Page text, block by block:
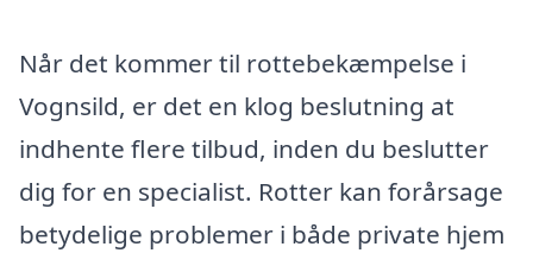
Når det kommer til rottebekæmpelse i
Vognsild, er det en klog beslutning at
indhente flere tilbud, inden du beslutter
dig for en specialist. Rotter kan forårsage
betydelige problemer i både private hjem